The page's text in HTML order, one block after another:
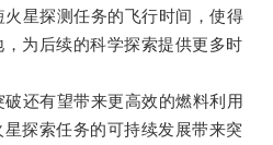
星探测任务的飞行时间，使得
为后续的科学探索提供更多时
还有望带来更高效的燃料利用
探索任务的可持续发展带来突